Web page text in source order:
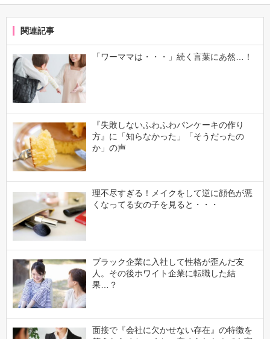
関連記事
「ワーママは・・・」続く言葉にあ然…！
『失敗しないふわふわパンケーキの作り
方』に「知らなかった」「そうだったの
か」の声
理不尽すぎる！メイクをして逆に顔色が悪
くなってる女の子を見ると・・・
ブラック企業に入社して性格が歪んだ友
人。その後ホワイト企業に転職した結
果…？
面接で『会社に欠かせない存在』の特徴を